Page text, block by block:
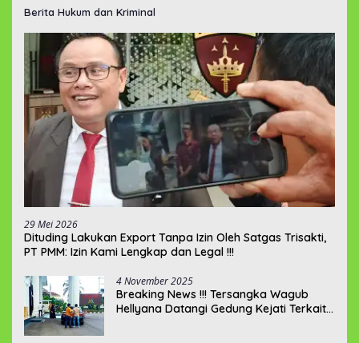
Berita Hukum dan Kriminal
29 Mei 2026
‎Dituding Lakukan Export Tanpa Izin Oleh Satgas Trisakti,
PT PMM: Izin Kami Lengkap dan Legal !!!
4 November 2025
Breaking News !!! Tersangka Wagub
Hellyana Datangi Gedung Kejati Terkait